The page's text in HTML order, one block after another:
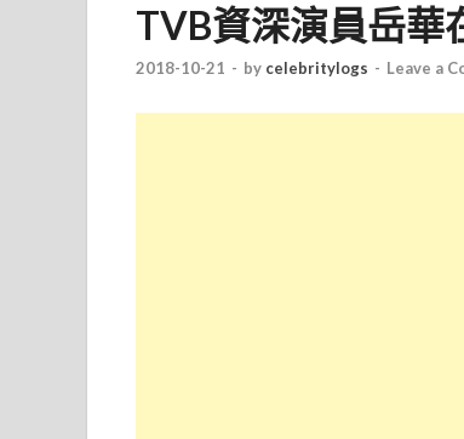
TVB資深演員岳華
2018-10-21 - by celebritylogs - Leave a